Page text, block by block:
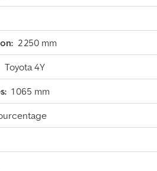
2 250 mm
Toyota 4Y
1 065 mm